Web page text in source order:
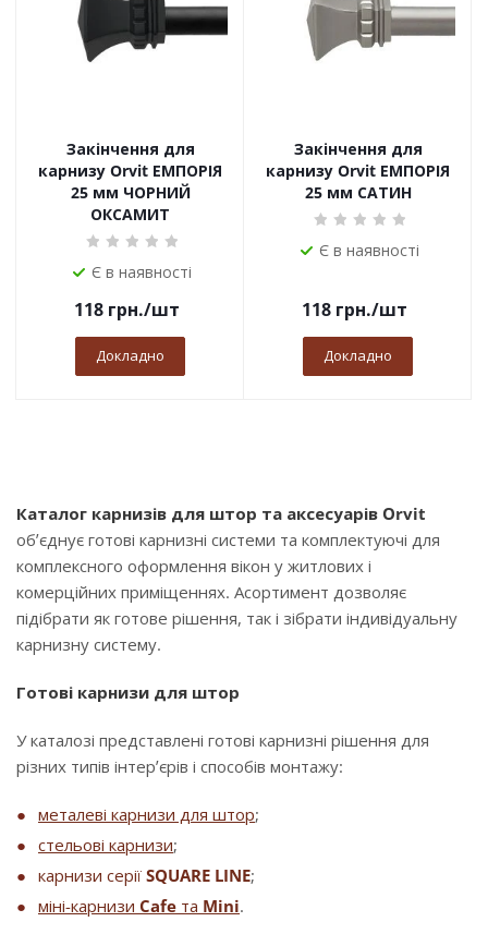
Закінчення для
карнизу Orvit ЕМПОРІЯ
25 мм ЧОРНИЙ
ОКСАМИТ
Є в наявності
118грн./шт
Докладно
Закінчення для
карнизу Orvit ЕМПОРІЯ
25 мм САТИН
Є в наявності
118грн./шт
Докладно
Каталог карнизів для штор та аксесуарів Orvit
об’єднує готові карнизні системи та комплектуючі для
комплексного оформлення вікон у житлових і
комерційних приміщеннях. Асортимент дозволяє
підібрати як готове рішення, так і зібрати індивідуальну
карнизну систему.
Готові карнизи для штор
У каталозі представлені готові карнизні рішення для
різних типів інтер’єрів і способів монтажу:
металеві карнизи для штор;
стельові карнизи;
карнизи серії SQUARE LINE;
міні-карнизи Cafe та Mini.